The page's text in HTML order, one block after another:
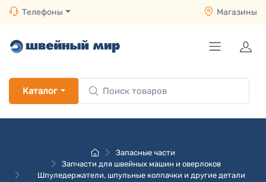
Телефоны Магазины
Каталог
Запасные части
Запчасти для швейных машин и оверлоков
Шпуледержатели, шпульные колпачки и другие детали